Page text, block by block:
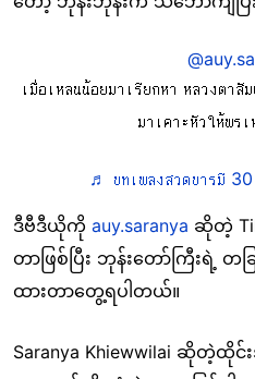
เมื่อเหลนน้อยมาเรียกหา หลวงตาสั
มาเคาะหัวให้พร
♬ บทเพลงสวดบารมี
ဒီဗီဒီယိုကို auy.saranya ဆိုတဲ့
တာဖြစ်ပြီး ဘုန်းတော်ကြီးရဲ့
ထားတာတွေ့ရပါတယ်။
Saranya Khiewwilai ဆိုတဲ့ထိုင်